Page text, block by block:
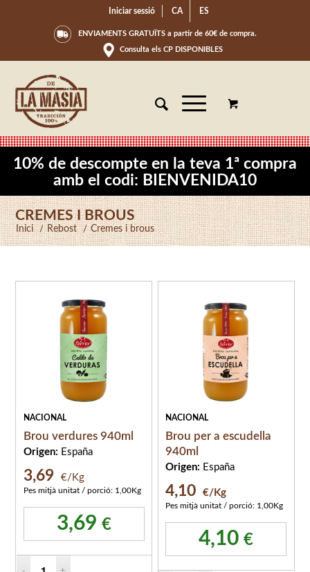
Iniciar sessió CA ES
ENVIAMENTS GRATUÏTS a partir de 60€ de compra.
Consulta els CP DISPONIBLES
10% de descompte en la teva 1ª compra
amb el codi: BIENVENIDA10
CREMES I BROUS
Inici / Rebost / Cremes i brous
NACIONAL
Brou verdures 940ml
Origen: España
3,69 €/Kg
Pes mitjà unitat / porció: 1,00Kg
3,69 €
NACIONAL
Brou per a escudella
940ml
Origen: España
4,10 €/Kg
Pes mitjà unitat / porció: 1,00Kg
4,10€